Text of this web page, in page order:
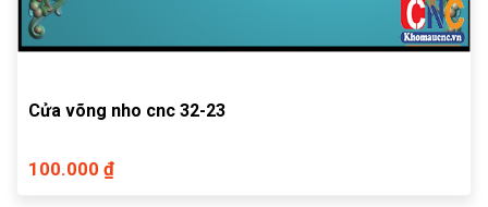
Cửa võng nho cnc 32-23
100.000 ₫